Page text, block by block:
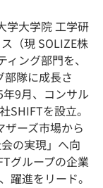
学大学院 工学研
（現 SOLIZE株
ング部門を、
隊に成長さ
9月、コンサル
SHIFTを設立。
ーズ市場から
の実現」へ向
グループの企業
躍進をリード。